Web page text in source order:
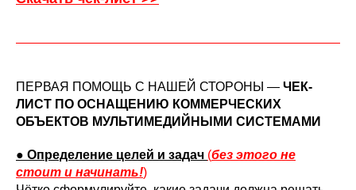
ПЕРВАЯ ПОМОЩЬ С НАШЕЙ СТОРОНЫ — ЧЕК-
ЛИСТ ПО ОСНАЩЕНИЮ КОММЕРЧЕСКИХ
ОБЪЕКТОВ МУЛЬТИМЕДИЙНЫМИ СИСТЕМАМИ
● Определение целей и задач (без этого не
стоит и начинать!)